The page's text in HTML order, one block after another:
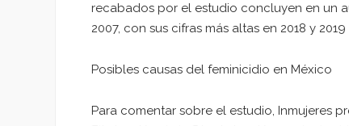
recabados por el estudio concluyen en un
2007, con sus cifras más altas en 2018 y
Posibles causas del feminicidio en México
Para comentar sobre el estudio, Inmujeres